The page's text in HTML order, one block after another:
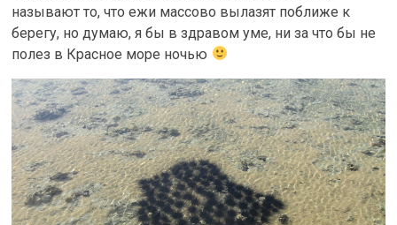
называют то, что ежи массово вылазят поближе к
берегу, но думаю, я бы в здравом уме, ни за что бы не
полез в Красное море ночью